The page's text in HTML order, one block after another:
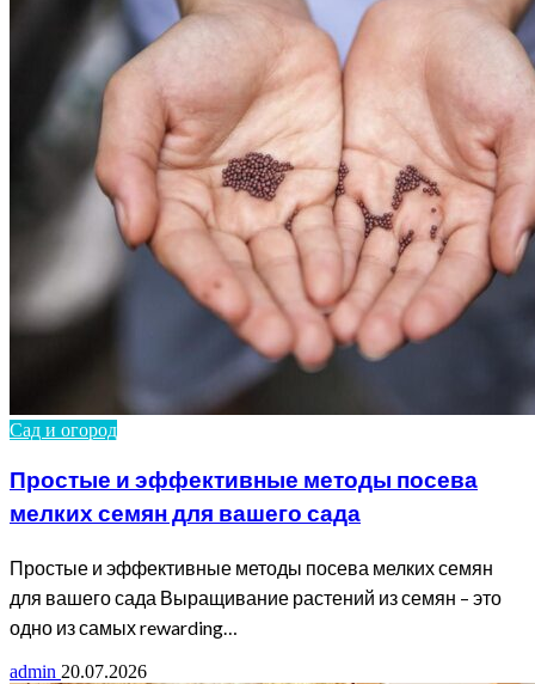
Сад и огород
Простые и эффективные методы посева
мелких семян для вашего сада
Простые и эффективные методы посева мелких семян
для вашего сада Выращивание растений из семян – это
одно из самых rewarding…
admin 20.07.2026